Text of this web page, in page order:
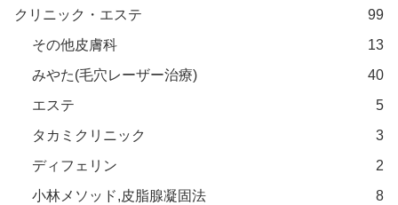
クリニック・エステ
99
その他皮膚科
13
みやた(毛穴レーザー治療)
40
エステ
5
タカミクリニック
3
ディフェリン
2
小林メソッド,皮脂腺凝固法
8